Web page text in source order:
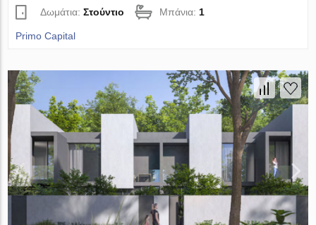
Δωμάτια:Στούντιο Μπάνια: 1
Primo Capital